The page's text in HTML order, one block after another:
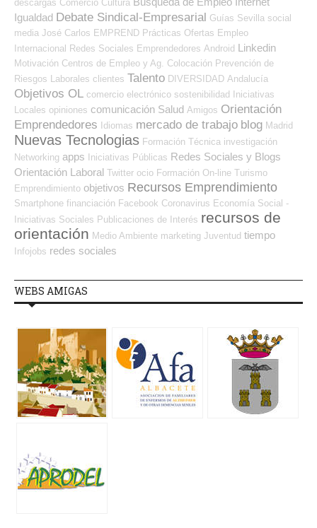
descargas Comercio Cultura
Igualdad Debate Sindical-Empresarial Guías Sevilla social
media José Carlos EMPREND Prácticas Ofertas Empleo
Internacional Redes Sociales Emprendedores Android Linkedin
Motivación Centros de Empleo y Ag. Colocación Prevención de
Riesgos Laborales clientes Talento DIVERSIDAD Andalucía
Objetivos OL comercio electrónico sostenibilidad Iniciativas
Locales opiniones comunicación Salud Amigos Orientación
Emprendedores Idiomas mercado de trabajo blog Madrid
Nuevas Tecnologias Formación Técnica investigación
Networking apps Iniciativas Públicas Redes Sociales y Blogs
Orientación Laboral Twitter ocio Formación On-line Turismo
Emprendimiento objetivos Recursos Emprendimiento
Smartphone financiación Facebook Coronavirus Economía Social -
Iniciativas Sociales Publicaciones de Interés recursos de
orientación Medio Ambiente marketing Juventud tiempo
Infojobs redes sociales
WEBS AMIGAS